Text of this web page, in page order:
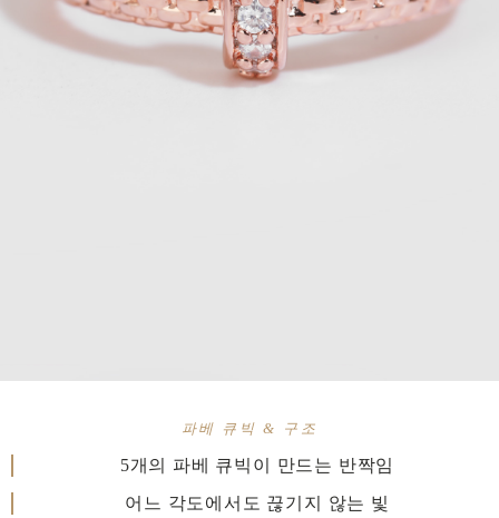
파베 큐빅 & 구조
5개의 파베 큐빅이 만드는 반짝임
어느 각도에서도 끊기지 않는 빛